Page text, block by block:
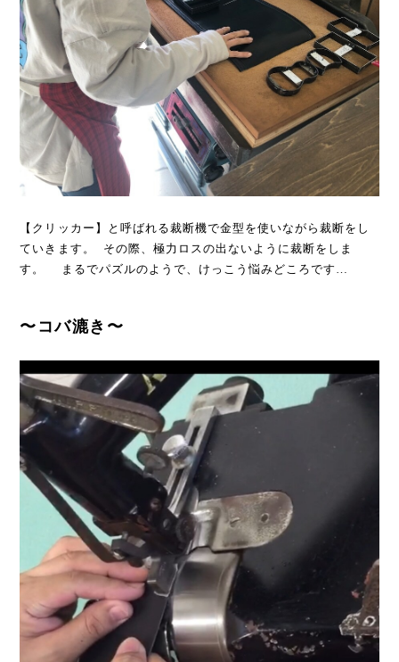
【クリッカー】と呼ばれる裁断機で金型を使いながら裁断をし
ていきます。 その際、極力ロスの出ないように裁断をしま
す。 まるでパズルのようで、けっこう悩みどころです…
〜コバ漉き〜